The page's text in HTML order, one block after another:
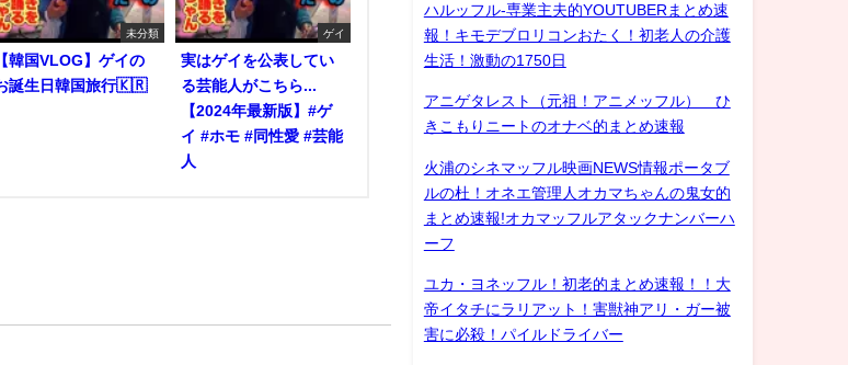
未分類
【韓国VLOG】ゲイの
誕生日韓国旅行🇰🇷
ゲイ
実はゲイを公表してい
る芸能人がこちら...
【2024年最新版】#ゲ
イ #ホモ #同性愛 #芸能
人
ハルッフル-専業主夫的YOUTUBERまとめ速
報！キモデブロリコンおたく！初老人の介護
生活！激動の1750日
アニゲタレスト（元祖！アニメッフル） ひ
きこもりニートのオナベ的まとめ速報
火浦のシネマッフル映画NEWS情報ポータブ
ルの杜！オネエ管理人オカマちゃんの鬼女的
まとめ速報!オカマッフルアタックナンバーハ
ーフ
ユカ・ヨネッフル！初老的まとめ速報！！大
帝イタチにラリアット！害獣神アリ・ガー被
害に必殺！パイルドライバー